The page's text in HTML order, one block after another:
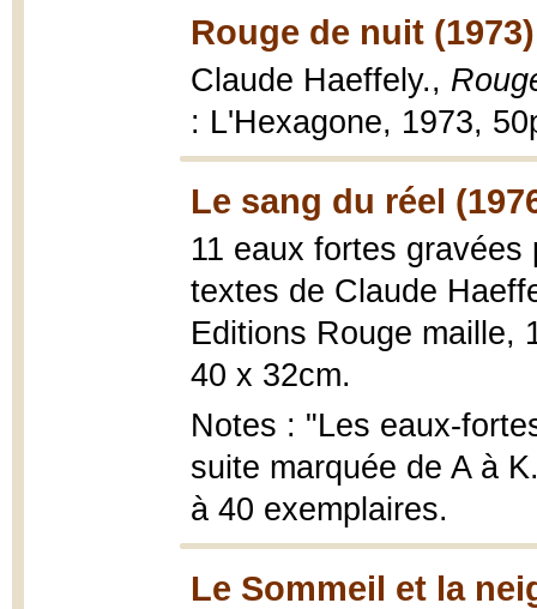
Rouge de nuit (1973)
Claude Haeffely.,
: L'Hexagone, 1973,
Le sang du réel
11 eaux fortes
textes de Claude
Editions Rouge maille,
40 x 32cm.
Notes : "Les eaux-
suite marquée de A à
à 40 exemplaires.
Le Sommeil et la